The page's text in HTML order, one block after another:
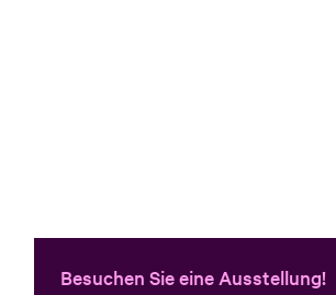
Besuchen Sie eine Ausstellung!